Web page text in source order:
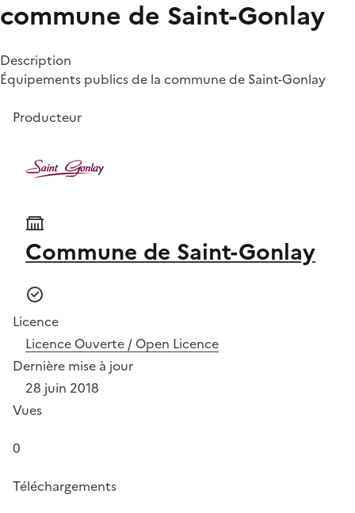
commune de Saint-Gonlay
Description
Équipements publics de la commune de Saint-Gonlay
Producteur
Commune de Saint-Gonlay
Licence
Licence Ouverte / Open Licence
Dernière mise à jour
28 juin 2018
Vues
0
Téléchargements